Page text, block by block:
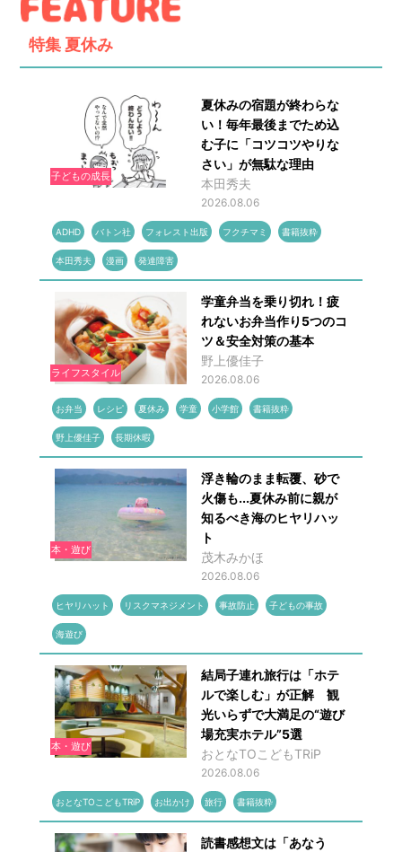
特集 夏休み
子どもの成長
夏休みの宿題が終わらな
い！毎年最後までため込
む子に「コツコツやりな
さい」が無駄な理由
本田秀夫
2026.08.06
ADHD バトン社 フォレスト出版 フクチマミ 書籍抜粋
本田秀夫 漫画 発達障害
ライフスタイル
学童弁当を乗り切れ！疲
れないお弁当作り5つのコ
ツ＆安全対策の基本
野上優佳子
2026.08.06
お弁当 レシピ 夏休み 学童 小学館 書籍抜粋
野上優佳子 長期休暇
本・遊び
浮き輪のまま転覆、砂で
火傷も...夏休み前に親が
知るべき海のヒヤリハッ
ト
茂木みかほ
2026.08.06
ヒヤリハット リスクマネジメント 事故防止 子どもの事故
海遊び
本・遊び
結局子連れ旅行は「ホテ
ルで楽しむ」が正解 観
光いらずで大満足の“遊び
場充実ホテル”5選
おとなTOこどもTRiP
2026.08.06
おとなTOこどもTRiP お出かけ 旅行 書籍抜粋
読書感想文は「あなう